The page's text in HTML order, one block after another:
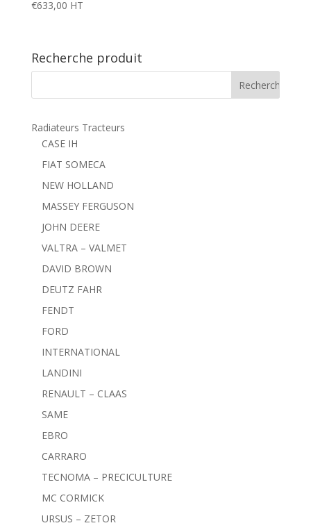
€633,00 HT
Recherche produit
Radiateurs Tracteurs
CASE IH
FIAT SOMECA
NEW HOLLAND
MASSEY FERGUSON
JOHN DEERE
VALTRA – VALMET
DAVID BROWN
DEUTZ FAHR
FENDT
FORD
INTERNATIONAL
LANDINI
RENAULT – CLAAS
SAME
EBRO
CARRARO
TECNOMA – PRECICULTURE
MC CORMICK
URSUS – ZETOR